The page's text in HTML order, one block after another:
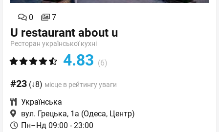
0 7
U restaurant about u
Ресторан української кухні
4.83 (6)
#23 (↓8) місце в рейтингу уваги
Українська
вул. Грецька, 1а (Одеса, Центр)
Пн–Нд 09:00 - 23:00